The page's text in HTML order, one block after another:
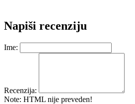
Napiši recenziju
Ime:
Recenzija:
Note: HTML nije preveden!